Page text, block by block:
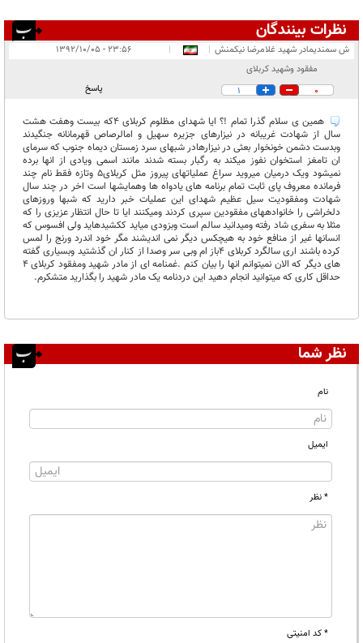
نظرات بینندگان
انتشار یافته:۱
در انتظار بررسی:۱
غیر قابل انتشار:
ش سمندیمادر شهید غلامرضا نیکمنش
مفقود وشهید کربلای
|
| ۲۳:۵۶ - ۱۳۹۲/۱۰/۰۵
0
1 پاسخ
همین ی سلام گذرا تمام !؟ ایا شهدای مظلوم کربلای 4که بیست وهفت هشت
سال از شهادت غریبانه در نیزارهای جزیره سهیل و امالرصاص قهرمانانه جنگیدند
وبدست دشمن خونخوار بعثی در نیزارهادر شبهای سرد زمستان دیماه جنوب که سرمای
ان تامغز استخوان نفوز میکند به رگبار بسته شدند مانند اسمی ویادی از انها برده
نمیشود ویک درمیان میروید سراغ عملیاتهای پیروز مثل کربلای5 وتازه فقط نام چند
فرمانده معروف پای ثابت تمام برنامه های یادواه ها وهمایشها است اخر در چند سال
شهادت ومفقودیت سیل عظیم شهدای این عملیات خبر دارید که شبها وروزهای
دلخراشی را خانوادههای مفقودین سپری کردند ومیکنند ایا تا حال انتظار عزیزی را که
مثلا به سفری شاد رفته ومیدانید سالم است وبزودی میاید ککشیدهاید ولی افسوس که
انسانها غیر از منافع خود به هیچکس دیگر نمی اندیشند مگر خود اندرد ورنج را لمس
کرده باشند اری سالگرد کربلای 4باز ام وبی سر وصدا از کنار ان گذشتید وبسیاری گفته
های دیگر که الان نمیتوانم انها را بیان کنم .غمنامه ای از مادر شهید ومفقود کربلای 4
حداقل کاری که میتوانید انجام دهید این دردنامه یک مادر شهید را بگذارید متشکرم.
نظر شما
نام
ایمیل
* نظر
* کد امنیتی